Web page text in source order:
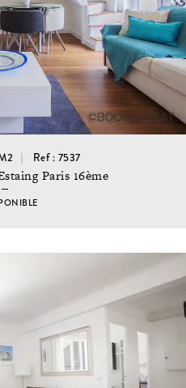
Ref : 7537
Paris 16ème